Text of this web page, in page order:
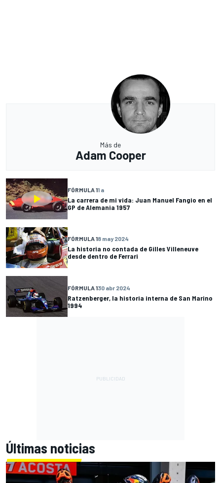
Más de
Adam Cooper
FÓRMULA 11 a
La carrera de mi vida: Juan Manuel Fangio en el
GP de Alemania 1957
FÓRMULA 18 may 2024
La historia no contada de Gilles Villeneuve
desde dentro de Ferrari
FÓRMULA 130 abr 2024
Ratzenberger, la historia interna de San Marino
1994
Últimas noticias